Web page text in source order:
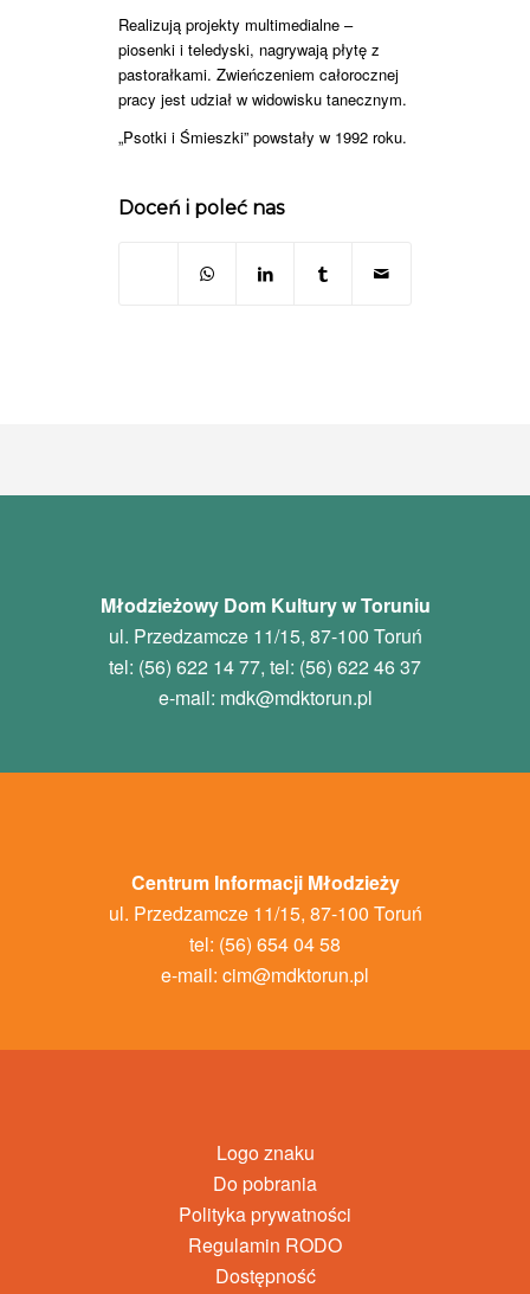
Realizują projekty multimedialne –
piosenki i teledyski, nagrywają płytę z
pastorałkami. Zwieńczeniem całorocznej
pracy jest udział w widowisku tanecznym.
„Psotki i Śmieszki” powstały w 1992 roku.
Doceń i poleć nas
Młodzieżowy Dom Kultury w Toruniu
ul. Przedzamcze 11/15, 87-100 Toruń
tel: (56) 622 14 77, tel: (56) 622 46 37
e-mail: mdk@mdktorun.pl
Centrum Informacji Młodzieży
ul. Przedzamcze 11/15, 87-100 Toruń
tel: (56) 654 04 58
e-mail: cim@mdktorun.pl
Logo znaku
Do pobrania
Polityka prywatności
Regulamin RODO
Dostępność